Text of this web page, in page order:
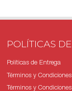
POLÍTICAS
Políticas de Entrega
Términos y
Términos y